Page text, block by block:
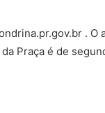
.
Praça é de